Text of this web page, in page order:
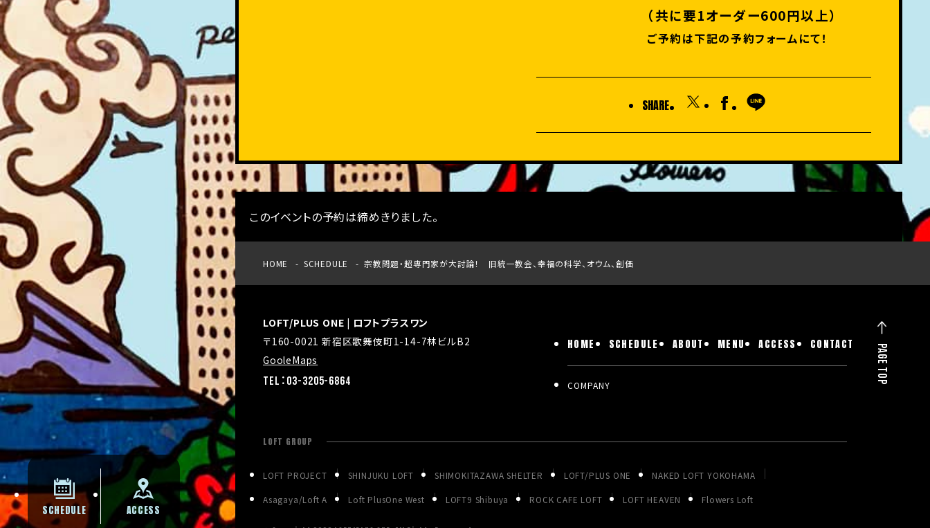
SCHEDULE ACCESS
（共に要1オーダー600円以上）
ご予約は下記の予約フォームにて！
SHARE
このイベントの予約は締めきりました。
HOME SCHEDULE 宗教問題・超専門家が大討論！ 旧統一教会、幸福の科学、オウム、創価
LOFT/PLUS ONE | ロフトプラスワン
〒160-0021 新宿区歌舞伎町1-14-7林ビルB2
GooleMaps
TEL：03-3205-6864
HOME SCHEDULE ABOUT MENU ACCESS CONTACT
COMPANY
LOFT GROUP
LOFT PROJECT SHINJUKU LOFT SHIMOKITAZAWA SHELTER LOFT/PLUS ONE NAKED LOFT YOKOHAMA
Asagaya/Loft A Loft PlusOne West LOFT9 Shibuya ROCK CAFE LOFT LOFT HEAVEN Flowers Loft
PAGE TOP